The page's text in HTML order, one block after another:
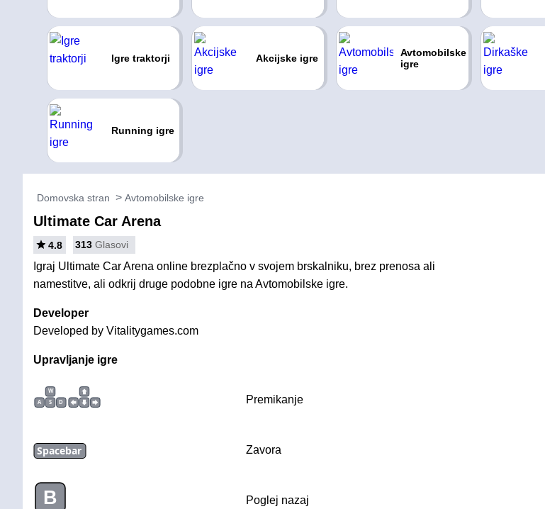
Igre traktorji Akcijske igre
Avtomobilske
igre
Running igre
Domovska stran Avtomobilske igre
Ultimate Car Arena
4.8 313 Glasovi
Igraj Ultimate Car Arena online brezplačno v svojem brskalniku, brez prenosa ali
namestitve, ali odkrij druge podobne igre na Avtomobilske igre.
Developer
Developed by Vitalitygames.com
Upravljanje igre
W
A
S D Premikanje
Spacebar Zavora
B Poglej nazaj